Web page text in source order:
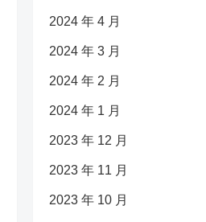
2024 年 4 月
2024 年 3 月
2024 年 2 月
2024 年 1 月
2023 年 12 月
2023 年 11 月
2023 年 10 月